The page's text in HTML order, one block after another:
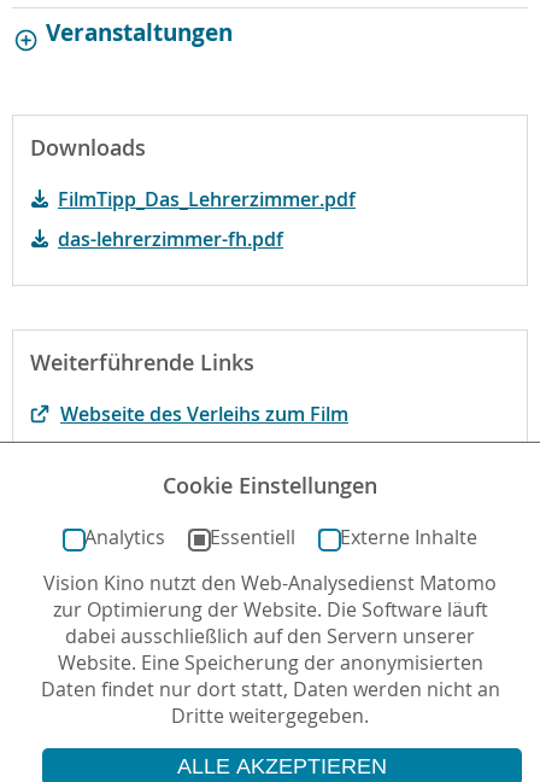
Veranstaltungen
Downloads
FilmTipp_Das_Lehrerzimmer.pdf
das-lehrerzimmer-fh.pdf
Weiterführende Links
Webseite des Verleihs zum Film
Begründung der fbw-Jugend Filmjury
Autor*in: Dörthe Gromes , 17.04.2023 , letzte
Aktualisierung: 30.10.2023
Cookie Einstellungen
Analytics Essentiell
Externe Inhalte
Vision Kino nutzt den Web-Analysedienst Matomo
zur Optimierung der Website. Die Software läuft
dabei ausschließlich auf den Servern unserer
Website. Eine Speicherung der anonymisierten
Daten findet nur dort statt, Daten werden nicht an
Dritte weitergegeben.
ALLE AKZEPTIEREN